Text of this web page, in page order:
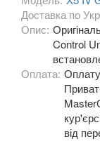
M3 E90/
3 Series
3 Series F34
M3 F80
3 Series
Доставка по
Опис:
Control
Оплата:
від